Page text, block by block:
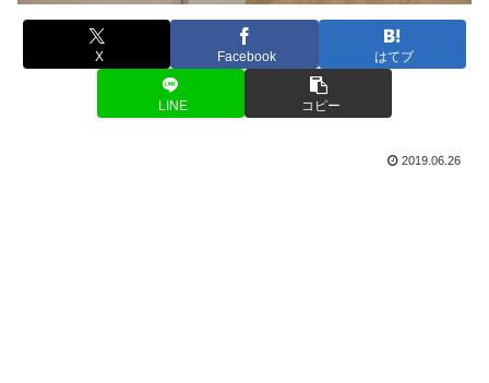
X Facebook はてブ
LINE コピー
2019.06.26